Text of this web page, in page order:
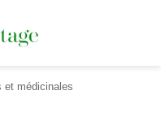
et médicinales